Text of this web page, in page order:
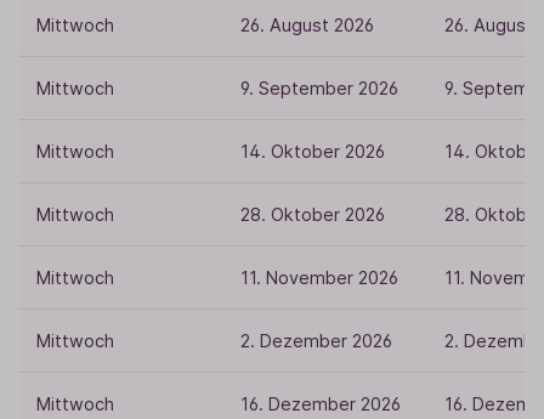
Mittwoch 26. August 2026 26. August
Mittwoch 9. September 2026 9.
Mittwoch 14. Oktober 2026 14.
Mittwoch 28. Oktober 2026 28.
Mittwoch 11. November 2026 11.
Mittwoch 2. Dezember 2026 2.
Mittwoch 16. Dezember 2026 16.